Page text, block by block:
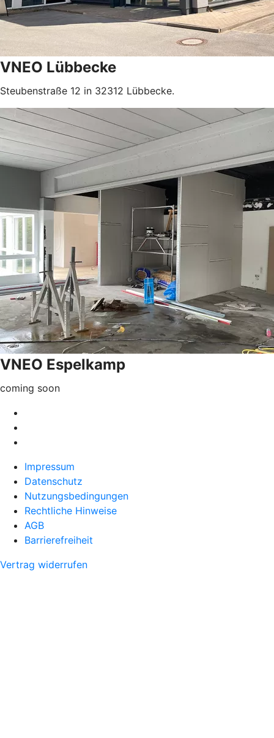
VNEO Lübbecke
Steubenstraße 12 in 32312 Lübbecke.
VNEO Espelkamp
coming soon
Impressum
Datenschutz
Nutzungsbedingungen
Rechtliche Hinweise
AGB
Barrierefreiheit
Vertrag widerrufen